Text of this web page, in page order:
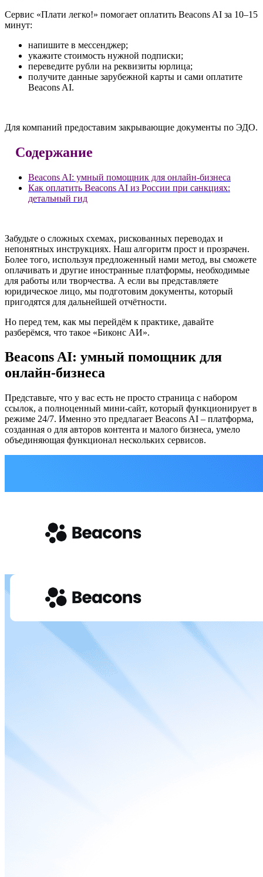
Сервис «Плати легко!» помогает оплатить Beacons AI за 10–15
минут:
напишите в мессенджер;
укажите стоимость нужной подписки;
переведите рубли на реквизиты юрлица;
получите данные зарубежной карты и сами оплатите
Beacons AI.
Для компаний предоставим закрывающие документы по ЭДО.
Содержание
Beacons AI: умный помощник для онлайн-бизнеса
Как оплатить Beacons AI из России при санкциях:
детальный гид
Забудьте о сложных схемах, рискованных переводах и
непонятных инструкциях. Наш алгоритм прост и прозрачен.
Более того, используя предложенный нами метод, вы сможете
оплачивать и другие иностранные платформы, необходимые
для работы или творчества. А если вы представляете
юридическое лицо, мы подготовим документы, который
пригодятся для дальнейшей отчётности.
Но перед тем, как мы перейдём к практике, давайте
разберёмся, что такое «Биконс АИ».
Beacons AI: умный помощник для
онлайн-бизнеса
Представьте, что у вас есть не просто страница с набором
ссылок, а полноценный мини-сайт, который функционирует в
режиме 24/7. Именно это предлагает Beacons AI – платформа,
созданная о для авторов контента и малого бизнеса, умело
объединяющая функционал нескольких сервисов.